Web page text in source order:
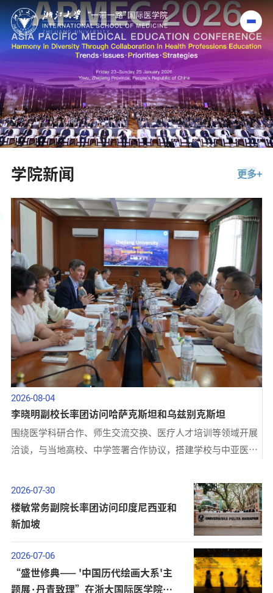
学院新闻 更多+
2026-08-04
李晓明副校长率团访问哈萨克斯坦和乌兹别克斯坦
围绕医学科研合作、师生交流交换、医疗人才培训等领域开展
洽谈，与当地高校、中学签署合作协议，搭建学校与中亚医疗
2026-07-30
楼敏常务副院长率团访问印度尼西亚和
新加坡
2026-07-06
“盛世修典—— '中国历代绘画大系'主
题展·丹青致理”在浙大国际医学院开